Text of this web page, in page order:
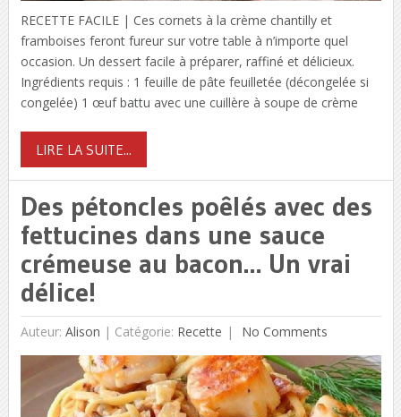
RECETTE FACILE | Ces cornets à la crème chantilly et
framboises feront fureur sur votre table à n’importe quel
occasion. Un dessert facile à préparer, raffiné et délicieux.
Ingrédients requis : 1 feuille de pâte feuilletée (décongelée si
congelée) 1 œuf battu avec une cuillère à soupe de crème
LIRE LA SUITE...
Des pétoncles poêlés avec des
fettucines dans une sauce
crémeuse au bacon… Un vrai
délice!
Auteur: Alison | Catégorie: Recette No Comments